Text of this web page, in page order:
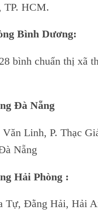
TP. HCM.
Bình Dương:
bình chuẩn thị xã
Đà Nẵng
Linh, P. Thạc
Nẵng
Hải Phòng :
Tự, Đằng Hải, Hải